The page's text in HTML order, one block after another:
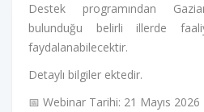
Destek programından
bulunduğu belirli illerde
faydalanabilecektir.
Detaylı bilgiler ektedir.
📅 Webinar Tarihi: 21 Mayıs 2026